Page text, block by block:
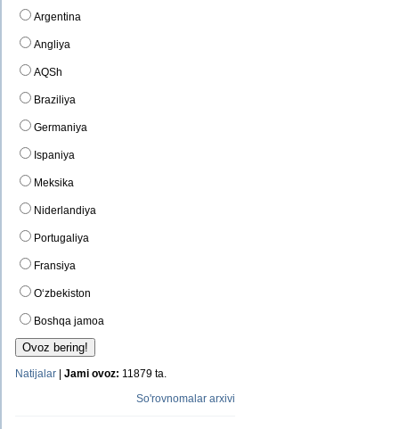
Argentina
Angliya
AQSh
Braziliya
Germaniya
Ispaniya
Meksika
Niderlandiya
Portugaliya
Fransiya
O‘zbekiston
Boshqa jamoa
Natijalar | Jami ovoz: 11879 ta.
So'rovnomalar arxivi